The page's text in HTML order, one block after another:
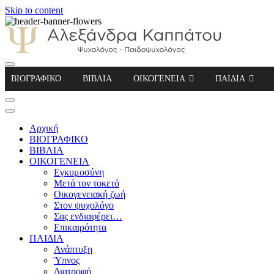
Skip to content
Αλεξάνδρα Καππάτου Ψυχολόγος –
ΒΙΟΓΡΑΦΙΚΟ ΒΙΒΛΙΑ ΟΙΚΟΓΕΝΕΙΑ ΠΑΙΔΙΑ
Αρχική
ΒΙΟΓΡΑΦΙΚΟ
ΒΙΒΛΙΑ
ΟΙΚΟΓΕΝΕΙΑ
Εγκυμοσύνη
Μετά τον τοκετό
Οικογενειακή ζωή
Στον ψυχολόγο
Σας ενδιαφέρει…
Επικαιρότητα
ΠΑΙΔΙΑ
Ανάπτυξη
Ύπνος
Διατροφή